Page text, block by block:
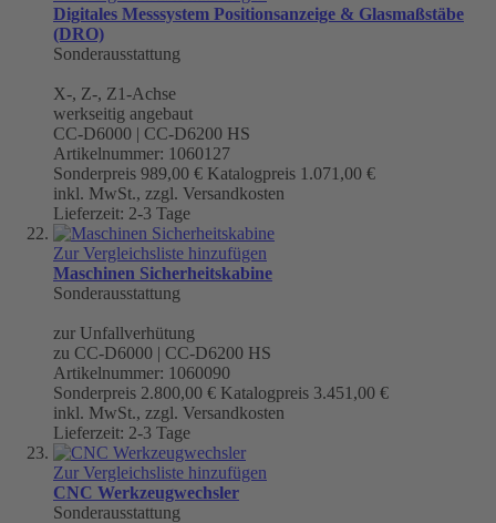
Digitales Messsystem Positionsanzeige & Glasmaßstäbe
(DRO)
Sonderausstattung
X-, Z-, Z1-Achse
werkseitig angebaut
CC-D6000 | CC-D6200 HS
Artikelnummer: 1060127
Sonderpreis 989,00 € Katalogpreis 1.071,00 €
inkl. MwSt., zzgl. Versandkosten
Lieferzeit: 2-3 Tage
Zur Vergleichsliste hinzufügen
Maschinen Sicherheitskabine
Sonderausstattung
zur Unfallverhütung
zu CC-D6000 | CC-D6200 HS
Artikelnummer: 1060090
Sonderpreis 2.800,00 € Katalogpreis 3.451,00 €
inkl. MwSt., zzgl. Versandkosten
Lieferzeit: 2-3 Tage
Zur Vergleichsliste hinzufügen
CNC Werkzeugwechsler
Sonderausstattung